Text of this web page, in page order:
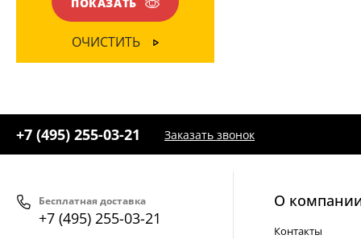
Пластик(1)
Белый(1)
Черный(1)
ОЧИСТИТЬ
+7 (495) 255-03-21 Заказать звонок
Бесплатная доставка
+7 (495) 255-03-21
О
Контакты